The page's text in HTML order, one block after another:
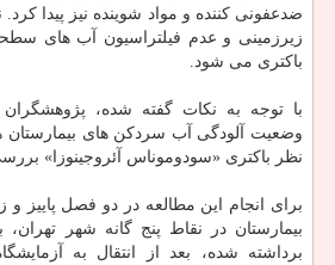
ضدعفونی کننده و مواد شوینده نیز پیدا
زیرزمینی و عدم فیلتراسیون آب های
باکتری می شود.
با توجه به نکات گفته شده،
وضعیت آلودگی آب سردکن های بیمارستان
نظر باکتری «سودوموناس آئروجینوزا»
بیمارستان در نقاط پنج گانه شهر
برداشته شده، بعد از انتقال به